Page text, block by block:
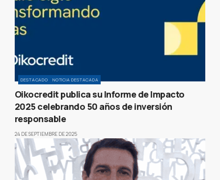
DESTACADO NOTICIA DESTACADA
Oikocredit publica su Informe de Impacto
2025 celebrando 50 años de inversión
responsable
24 DE SEPTIEMBRE DE 2025